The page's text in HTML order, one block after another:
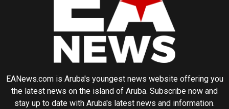
EANews.com is Aruba's youngest news website offering you
the latest news on the island of Aruba. Subscribe now and
stay up to date with Aruba's latest news and information.